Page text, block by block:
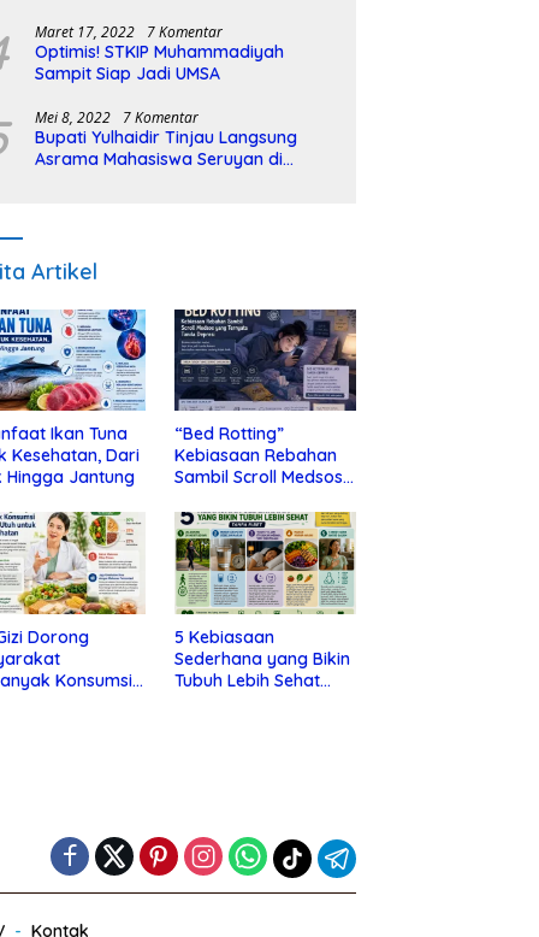
Maret 17, 2022 7 Komentar
Optimis! STKIP Muhammadiyah
Sampit Siap Jadi UMSA
Mei 8, 2022 7 Komentar
Bupati Yulhaidir Tinjau Langsung
Asrama Mahasiswa Seruyan di
Artikel
Ikan Tuna
Kesehatan, Dari
Hingga Jantung
“Bed Rotting”
Kebiasaan Rebahan
Sambil Scroll Medsos
Depresi
Dorong
Konsumsi
5 Kebiasaan
Sederhana yang Bikin
Tubuh Lebih Sehat
Kontak